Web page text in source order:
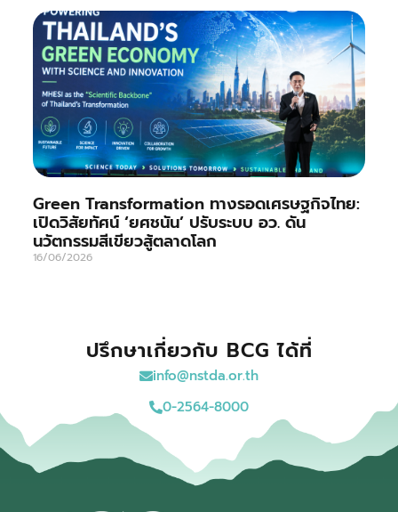
Green Transformation ทางรอดเศรษฐกิจไทย:
เปิดวิสัยทัศน์ ‘ยศชนัน’ ปรับระบบ อว. ดัน
นวัตกรรมสีเขียวสู้ตลาดโลก
16/06/2026
ปรึกษาเกี่ยวกับ BCG ได้ที่
info@nstda.or.th
0-2564-8000